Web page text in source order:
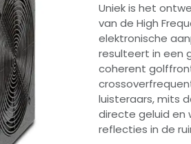
Uniek is het
van de High
elektronische
resulteert in een
coherent
luisteraars, mits
directe geluid en
reflecties in de